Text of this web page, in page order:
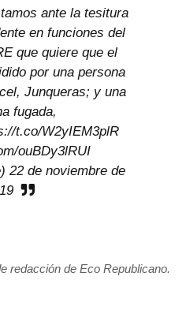
ante la tesitura
en funciones del
que quiere que el
por una persona
Junqueras; y una
fugada,
t.co/W2yIEM3plR
ouBDy3lRUI
22 de noviembre de
redacción de Eco Republicano.